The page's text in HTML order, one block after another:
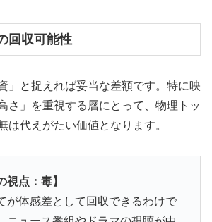
回収可能性
」と捉えれば妥当な差額です。特に映
さ」を重視する層にとって、物理トッ
は代えがたい価値となります。
視点：毒】
が体感差として回収できるわけで